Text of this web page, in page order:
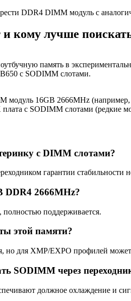
DDR4 DIMM модуль с
и кому лучше
память в
с SODIMM слотами.
модуль 16GB 2666MHz (например,
с SODIMM слотами (редкие
с DIMM слотами?
гарантии стабильности
DDR4 2666MHz?
полностью поддерживается.
этой памяти?
но для XMP/EXPO профилей может
SODIMM через
должное охлаждение и